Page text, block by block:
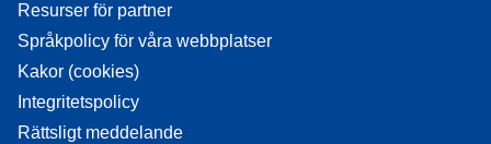
Resurser för partner
Språkpolicy för våra webbplatser
Kakor (cookies)
Integritetspolicy
Rättsligt meddelande